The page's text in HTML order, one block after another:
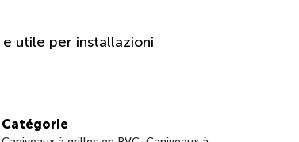
utile per installazioni
Catégorie